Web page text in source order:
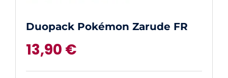
Duopack Pokémon Zarude FR
13,90 €